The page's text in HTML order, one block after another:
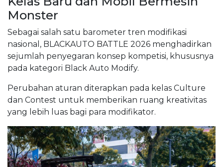
Monster
Sebagai salah satu barometer tren modifikasi
nasional, BLACKAUTO BATTLE 2026 menghadirkan
sejumlah penyegaran konsep kompetisi, khususnya
pada kategori Black Auto Modify.
Perubahan aturan diterapkan pada kelas Culture
dan Contest untuk memberikan ruang kreativitas
yang lebih luas bagi para modifikator.